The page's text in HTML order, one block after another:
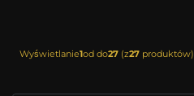
Wyświetlanie1od do27(z27produktów)